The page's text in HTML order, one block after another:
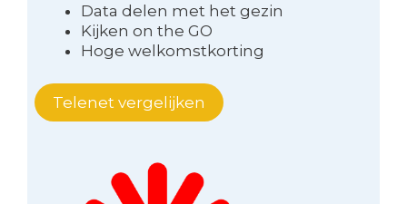
Data delen met het gezin
Kijken on the GO
Hoge welkomstkorting
Telenet vergelijken